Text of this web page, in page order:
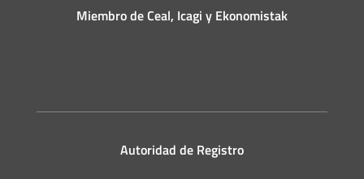
Miembro de Ceal, Icagi y Ekonomistak
Autoridad de Registro